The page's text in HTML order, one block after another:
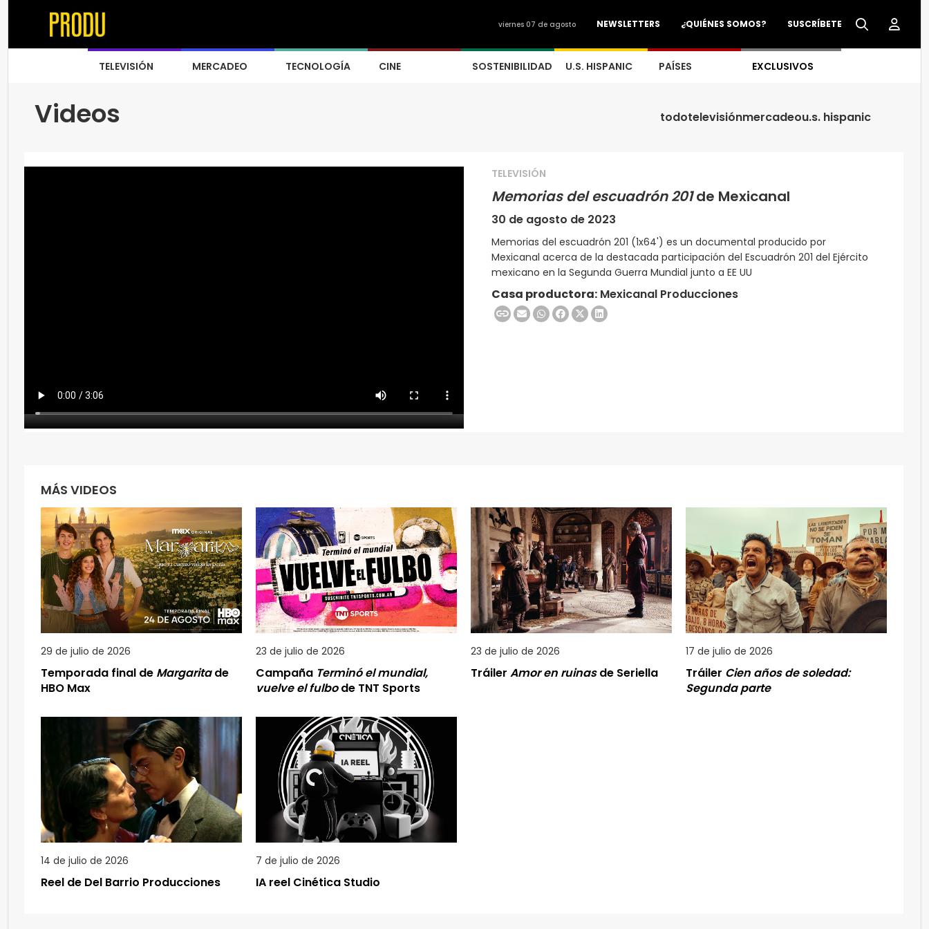
SUSCRÍBETE
¿QUIÉNES SOMOS?
NEWSLETTERS
viernes 07 de agosto
TELEVISIÓN MERCADEO TECNOLOGÍA CINE SOSTENIBILIDAD U.S. HISPANIC PAÍSES EXCLUSIVOS
Videos todotelevisiónmercadeou.s. hispanic
TELEVISIÓN
Memorias del escuadrón 201de Mexicanal
30 de agosto de 2023
Memorias del escuadrón 201 (1x64') es un documental producido por
Mexicanal acerca de la destacada participación del Escuadrón 201 del Ejército
mexicano en la Segunda Guerra Mundial junto a EE UU
Casa productora: Mexicanal Producciones
MÁS VIDEOS
29 de julio de 2026
Temporada final de Margaritade
HBO Max
23 de julio de 2026
Campaña Terminó el mundial,
vuelve el fulbode TNT Sports
23 de julio de 2026
Tráiler Amor en ruinasde Seriella
17 de julio de 2026
Tráiler Cien años de soledad:
Segunda parte
14 de julio de 2026
Reel de Del Barrio Producciones
7 de julio de 2026
IA reel Cinética Studio